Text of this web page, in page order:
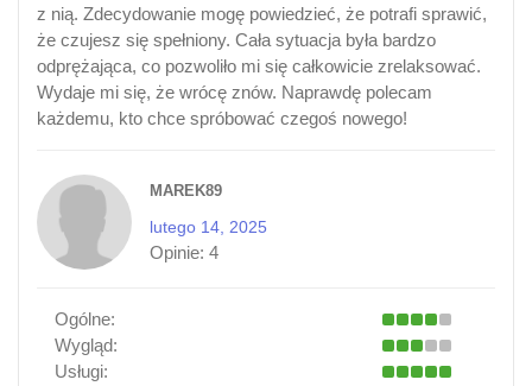
z nią. Zdecydowanie mogę powiedzieć, że potrafi sprawić,
że czujesz się spełniony. Cała sytuacja była bardzo
odprężająca, co pozwoliło mi się całkowicie zrelaksować.
Wydaje mi się, że wrócę znów. Naprawdę polecam
każdemu, kto chce spróbować czegoś nowego!
MAREK89
lutego 14, 2025
Opinie: 4
Ogólne:
Wygląd:
Usługi: